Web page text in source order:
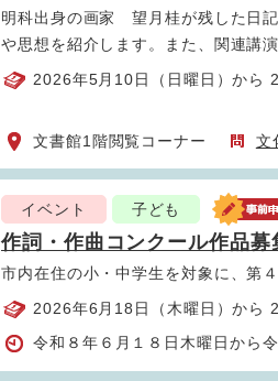
明科出身の画家 望月桂が残した日
や思想を紹介します。また、関連講
2026年5月10日（日曜日）から
文書館1階閲覧コーナー
文
イベント 子ども
作詞・作曲コンクール作品募
市内在住の小・中学生を対象に、第
2026年6月18日（木曜日）から
令和８年６月１８日木曜日から